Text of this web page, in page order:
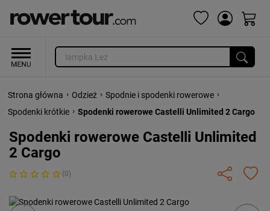
Strona główna › Odzież › Spodnie i spodenki rowerowe ›
Spodenki krótkie › Spodenki rowerowe Castelli Unlimited 2 Cargo
Spodenki rowerowe Castelli Unlimited
2 Cargo
(0)
Previous Next